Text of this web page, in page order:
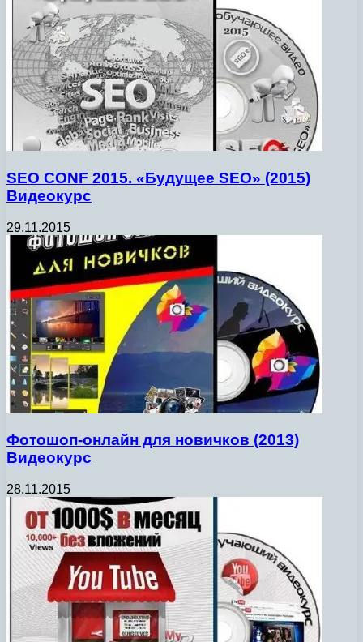
SEO CONF 2015. «Будущее SEO» (2015)
Видеокурс
29.11.2015
Фотошоп-онлайн для новичков (2013)
Видеокурс
28.11.2015